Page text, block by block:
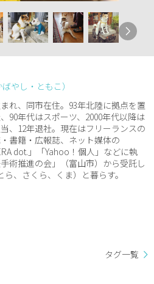
やし・ともこ）
れ、同市在住。93年北陸に拠点を置
90年代はスポーツ、2000年代以降は
、12年退社。現在はフリーランスの
書籍・広報誌、ネット媒体の
dot.」「Yahoo！個人」などに執
術推進の会」（富山市）から受託し
ら、さくら、くま）と暮らす。
タグ一覧